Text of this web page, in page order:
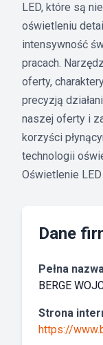
LED, które są
oświetleniu
intensywność
pracach.
oferty,
precyzją
naszej oferty i
korzyści
technologii
Oświetlenie LED
Dane
Pełna
BERGE
Strona
https://